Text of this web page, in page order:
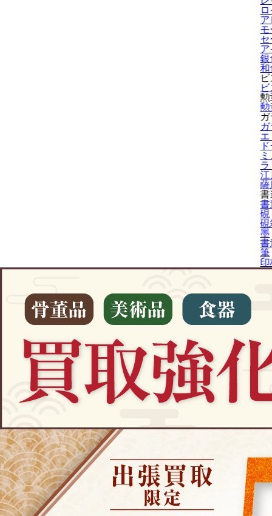
ア
モ
セ
ア
銀
和
勲
勲
エ
江
薩
書
書
硯
硯
墨
書
筆
印